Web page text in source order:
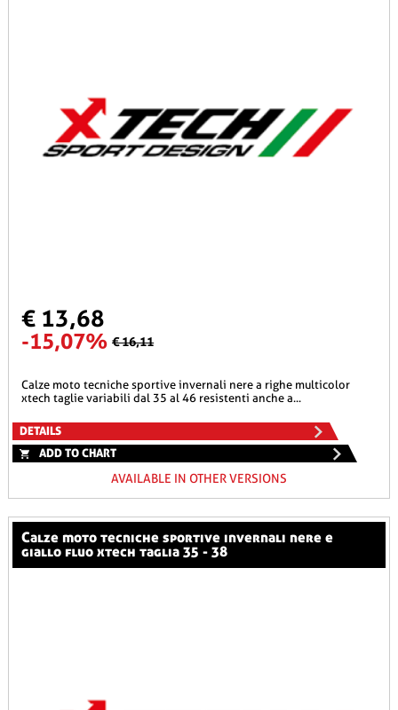
€ 13,68
-15,07% € 16,11
calze moto tecniche sportive invernali nere a righe multicolor
xtech taglie variabili dal 35 al 46 resistenti anche a...
DETAILS
ADD TO CHART
AVAILABLE IN OTHER VERSIONS
calze moto tecniche sportive invernali nere e
giallo fluo xtech taglia 35 - 38